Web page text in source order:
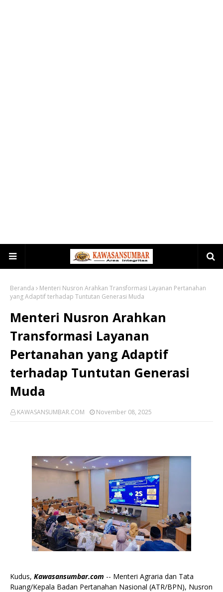
Beranda
Menteri Nusron Arahkan Transformasi Layanan Pertanahan
yang Adaptif terhadap Tuntutan Generasi Muda
Menteri Nusron Arahkan
Transformasi Layanan
Pertanahan yang Adaptif
terhadap Tuntutan Generasi
Muda
KAWASANSUMBAR.COM November 08, 2025
Kudus, Kawasansumbar.com -- Menteri Agraria dan Tata
Ruang/Kepala Badan Pertanahan Nasional (ATR/BPN), Nusron